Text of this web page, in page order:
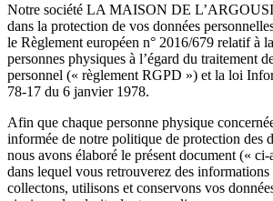
Notre société LA MAISON DE
dans la protection de vos données
le Règlement européen n° 2016/679 relatif à
personnes physiques à l’égard du traitement
personnel (« règlement RGPD ») et la loi
78-17 du 6 janvier 1978.
Afin que chaque personne physique
informée de notre politique de protection des
nous avons élaboré le présent document («
dans lequel vous retrouverez des
collectons, utilisons et conservons vos